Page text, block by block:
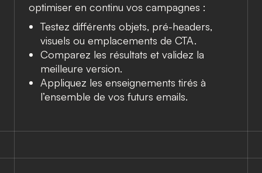
optimiser en continu vos campagnes :
Testez différents objets, pré-headers,
visuels ou emplacements de CTA.
Comparez les résultats et validez la
meilleure version.
Appliquez les enseignements tirés à
l’ensemble de vos futurs emails.